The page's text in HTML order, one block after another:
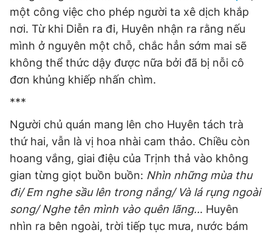
một công việc cho phép người ta xê dịch khắp
nơi. Từ khi Diễn ra đi, Huyên nhận ra rằng nếu
mình ở nguyên một chỗ, chắc hẳn sớm mai sẽ
không thể thức dậy được nữa bởi đã bị nỗi cô
đơn khủng khiếp nhấn chìm.
***
Người chủ quán mang lên cho Huyên tách trà
thứ hai, vẫn là vị hoa nhài cam thảo. Chiều còn
hoang vắng, giai điệu của Trịnh thả vào không
gian từng giọt buồn buồn: Nhìn những mùa thu
đi/ Em nghe sầu lên trong nắng/ Và lá rụng ngoài
song/ Nghe tên mình vào quên lãng... Huyên
nhìn ra bên ngoài, trời tiếp tục mưa, nước bám